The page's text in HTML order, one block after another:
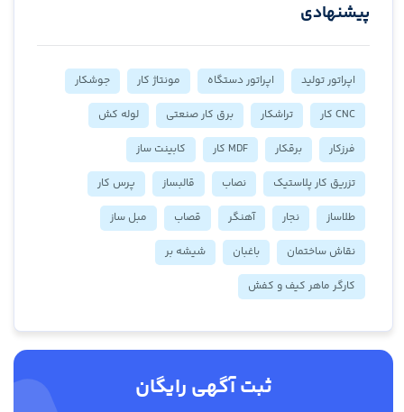
پیشنهادی
اپراتور تولید اپراتور دستگاه مونتاژ کار
جوشکار
CNC کار
تراشکار برق کار صنعتی
لوله کش
فرزکار
برقکار MDF کار
کابینت ساز
تزریق کار پلاستیک
نصاب قالبساز
پرس کار
طلاساز
نجار آهنگر قصاب
مبل ساز
نقاش ساختمان
باغبان
شیشه بر
کارگر ماهر کیف و کفش
ثبت آگهی رایگان